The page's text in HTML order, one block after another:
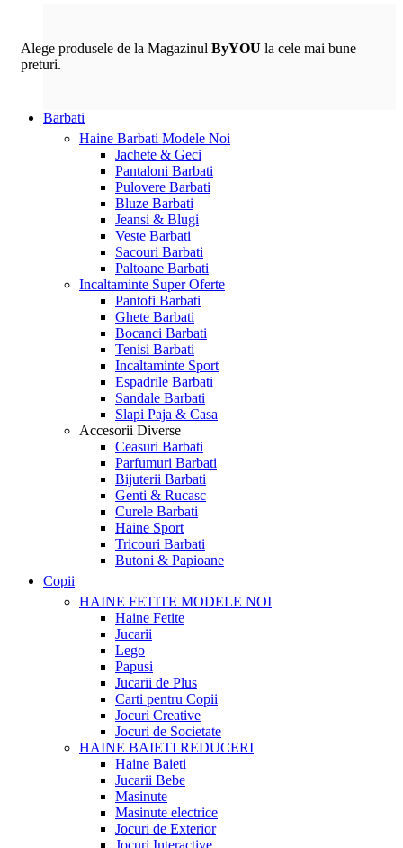
Alege produsele de la Magazinul ByYOU la cele mai bune
preturi.
Barbati
Haine Barbati Modele Noi
Jachete & Geci
Pantaloni Barbati
Pulovere Barbati
Bluze Barbati
Jeansi & Blugi
Veste Barbati
Sacouri Barbati
Paltoane Barbati
Incaltaminte Super Oferte
Pantofi Barbati
Ghete Barbati
Bocanci Barbati
Tenisi Barbati
Incaltaminte Sport
Espadrile Barbati
Sandale Barbati
Slapi Paja & Casa
Accesorii Diverse
Ceasuri Barbati
Parfumuri Barbati
Bijuterii Barbati
Genti & Rucasc
Curele Barbati
Haine Sport
Tricouri Barbati
Butoni & Papioane
Copii
HAINE FETITE MODELE NOI
Haine Fetite
Jucarii
Lego
Papusi
Jucarii de Plus
Carti pentru Copii
Jocuri Creative
Jocuri de Societate
HAINE BAIETI REDUCERI
Haine Baieti
Jucarii Bebe
Masinute
Masinute electrice
Jocuri de Exterior
Jocuri Interactive